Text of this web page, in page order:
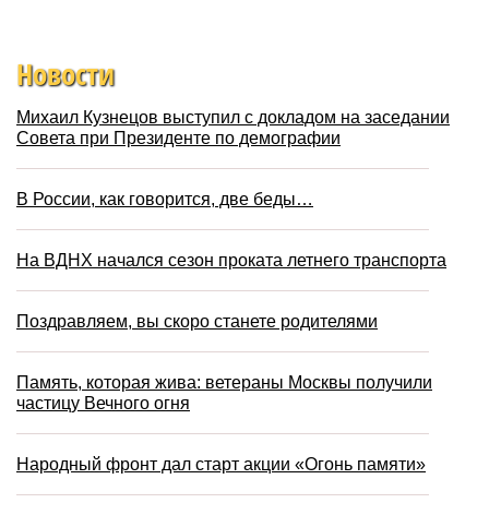
Новости
Михаил Кузнецов выступил с докладом на заседании
Совета при Президенте по демографии
В России, как говорится, две беды…
На ВДНХ начался сезон проката летнего транспорта
Поздравляем, вы скоро станете родителями
Память, которая жива: ветераны Москвы получили
частицу Вечного огня
Народный фронт дал старт акции «Огонь памяти»